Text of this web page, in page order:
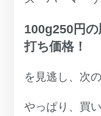
100g250円
打ち価格！
を見逃し、次
やっぱり、買